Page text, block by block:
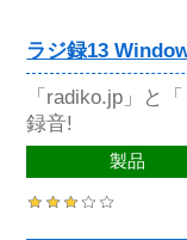
ラジ録13
「radiko.jp」と
録音!
製品